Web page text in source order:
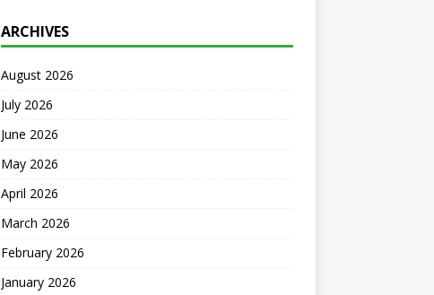
ARCHIVES
August 2026
July 2026
June 2026
May 2026
April 2026
March 2026
February 2026
January 2026